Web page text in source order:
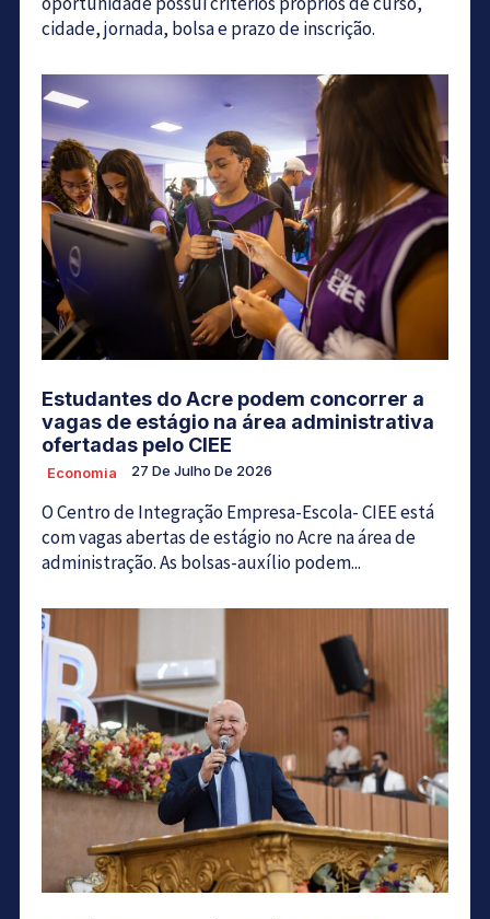
cidade, jornada, bolsa e prazo de inscrição.
Estudantes do Acre podem concorrer a
vagas de estágio na área administrativa
ofertadas pelo CIEE
Economia 27 De Julho De 2026
O Centro de Integração Empresa-Escola- CIEE está
com vagas abertas de estágio no Acre na área de
administração. As bolsas-auxílio podem...